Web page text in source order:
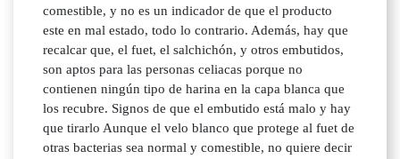
comestible, y no es un indicador de que el producto
este en mal estado, todo lo contrario. Además, hay que
recalcar que, el fuet, el salchichón, y otros embutidos,
son aptos para las personas celiacas porque no
contienen ningún tipo de harina en la capa blanca que
los recubre. Signos de que el embutido está malo y hay
que tirarlo Aunque el velo blanco que protege al fuet de
otras bacterias sea normal y comestible, no quiere decir